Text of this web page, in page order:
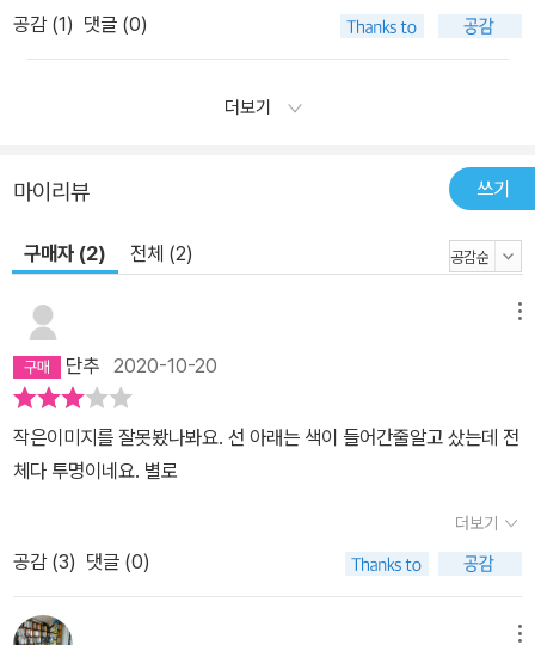
공감 (1) 댓글 (0)
더보기
마이리뷰 쓰기
구매자 (2) 전체 (2)
단추 2020-10-20
작은이미지를 잘못봤나봐요. 선 아래는 색이 들어간줄알고 샀는데 전
체다 투명이네요. 별로
더보기
공감 (3) 댓글 (0)